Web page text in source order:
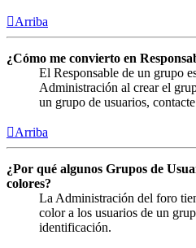
Arriba
¿Cómo me convierto en
El Responsable de un grupo
Administración al crear el
un grupo de usuarios,
Arriba
¿Por qué algunos Grupos de
colores?
La Administración del foro
color a los usuarios de un
identificación.